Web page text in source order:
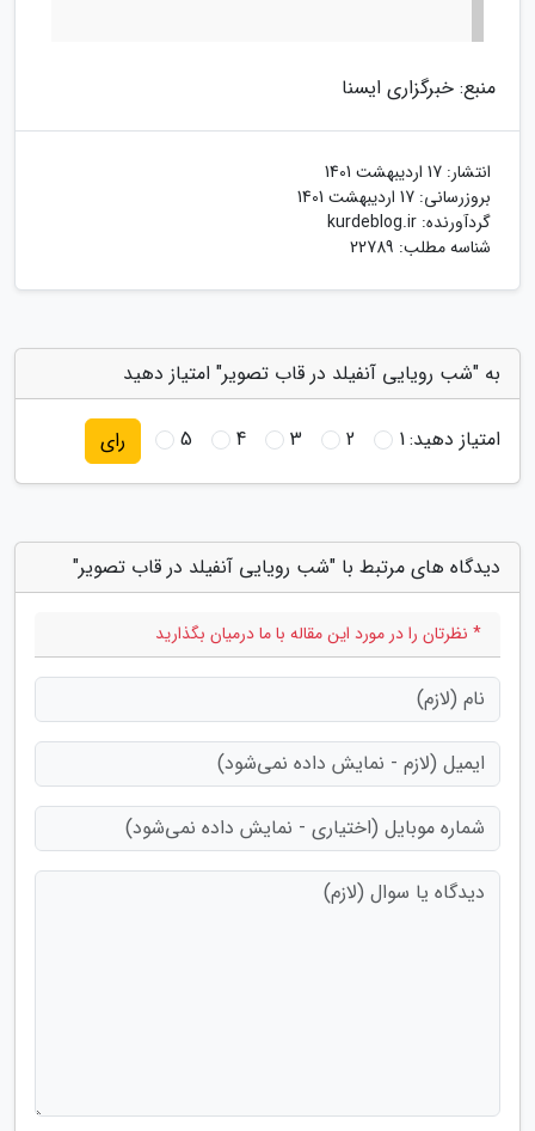
منبع: خبرگزاری ایسنا
انتشار: 17 اردیبهشت 1401
بروزرسانی: 17 اردیبهشت 1401
گردآورنده: kurdeblog.ir
شناسه مطلب: 22789
به "شب رویایی آنفیلد در قاب تصویر" امتیاز دهید
امتیاز دهید:1
2
3
4
5 رای
دیدگاه های مرتبط با "شب رویایی آنفیلد در قاب تصویر"
* نظرتان را در مورد این مقاله با ما درمیان بگذارید